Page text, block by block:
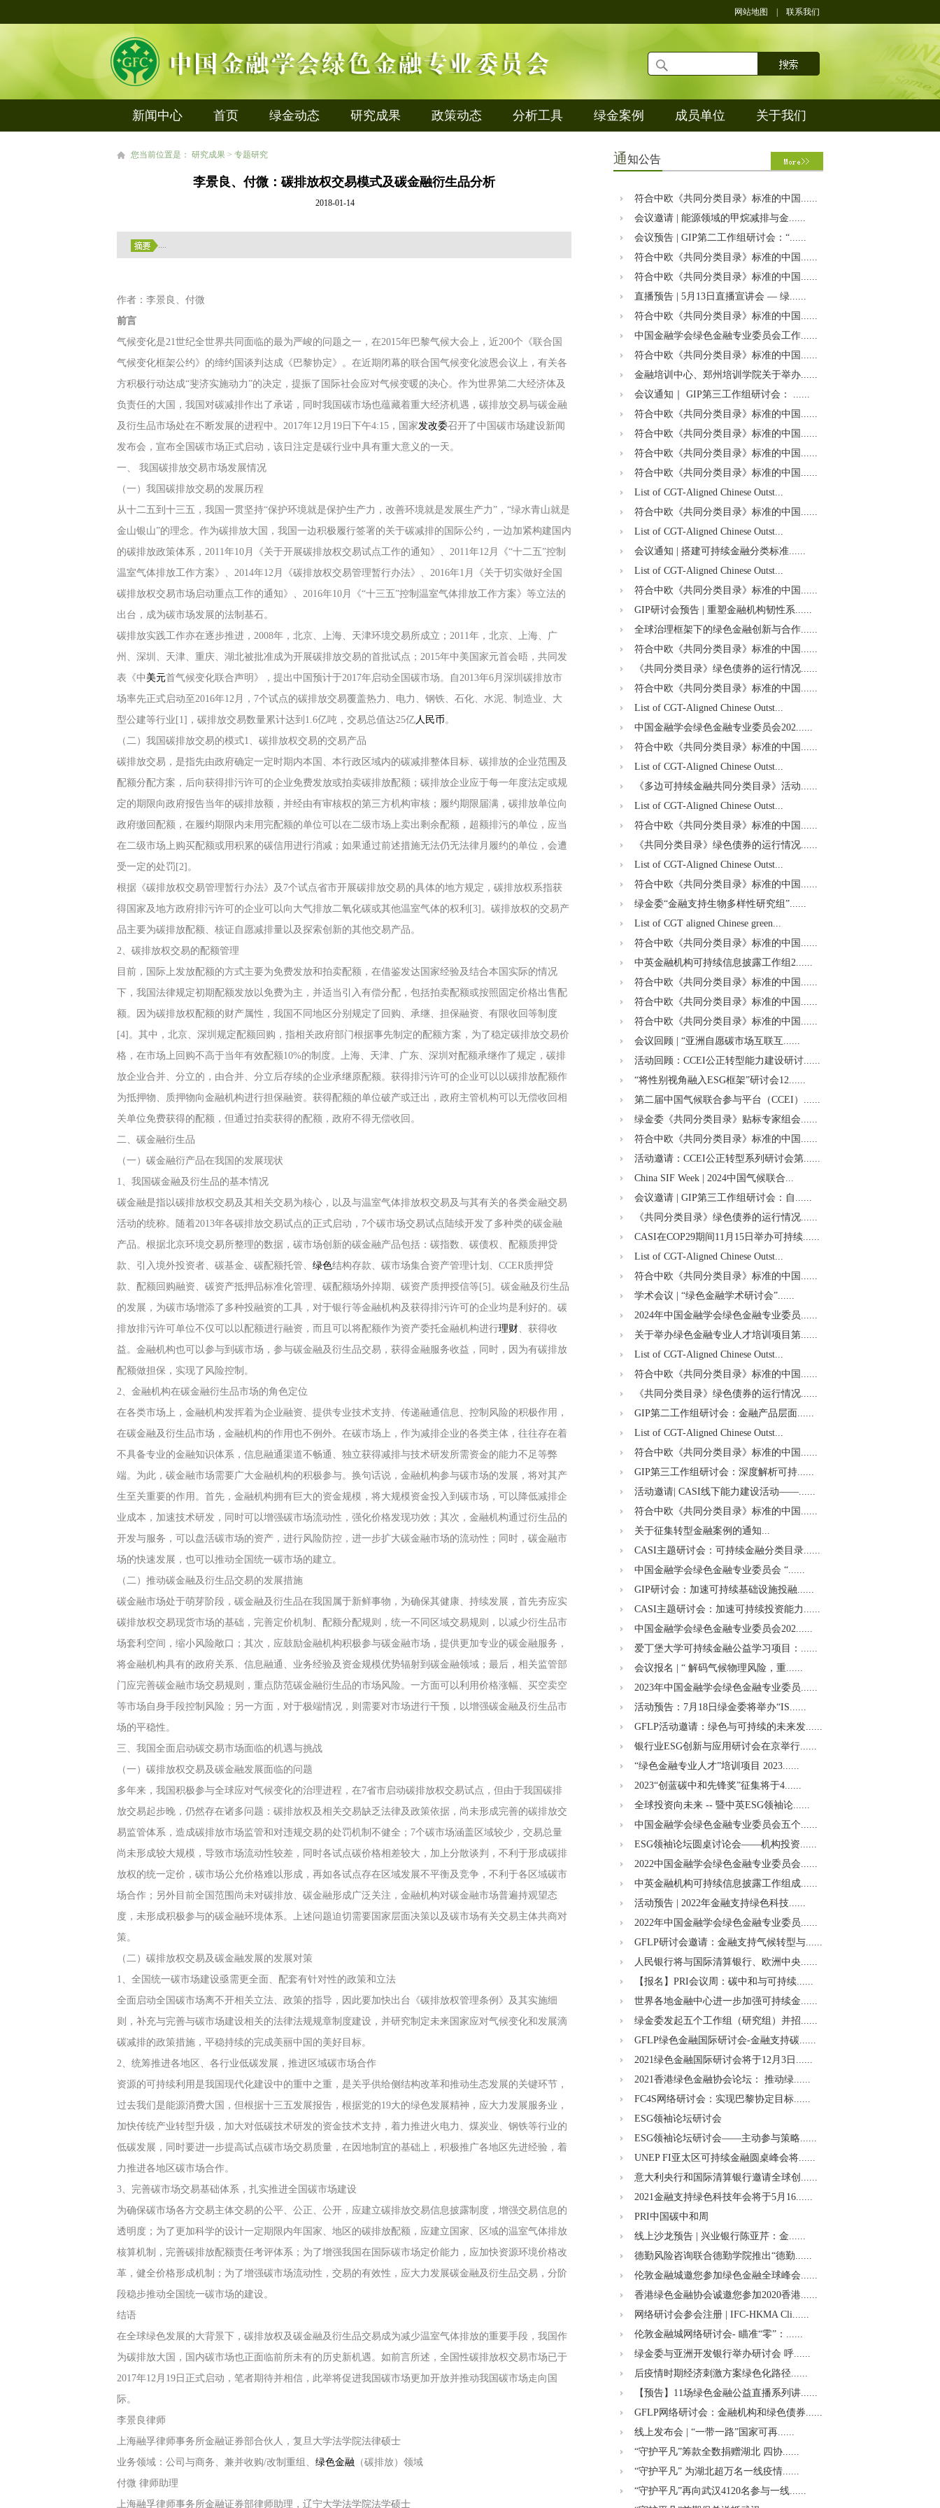
网站地图 联系我们
新闻中心 首页 绿金动态 研究成果 政策动态 分析工具 绿金案例 成员单位 关于我们
您当前位置是： 研究成果 > 专题研究
李景良、付微：碳排放权交易模式及碳金融衍生品分析
2018-01-14
....
作者：李景良、付微
前言
气候变化是21世纪全世界共同面临的最为严峻的问题之一，在2015年巴黎气候大会上，近200个《联合国
气候变化框架公约》的缔约国谈判达成《巴黎协定》。在近期闭幕的联合国气候变化波恩会议上，有关各
方积极行动达成“斐济实施动力”的决定，提振了国际社会应对气候变暖的决心。作为世界第二大经济体及
负责任的大国，我国对碳减排作出了承诺，同时我国碳市场也蕴藏着重大经济机遇，碳排放交易与碳金融
及衍生品市场处在不断发展的进程中。2017年12月19日下午4:15，国家发改委召开了中国碳市场建设新闻
发布会，宣布全国碳市场正式启动，该日注定是碳行业中具有重大意义的一天。
一、 我国碳排放交易市场发展情况
（一）我国碳排放交易的发展历程
从十二五到十三五，我国一贯坚持“保护环境就是保护生产力，改善环境就是发展生产力”，“绿水青山就是
金山银山”的理念。作为碳排放大国，我国一边积极履行签署的关于碳减排的国际公约，一边加紧构建国内
的碳排放政策体系，2011年10月《关于开展碳排放权交易试点工作的通知》、2011年12月《“十二五”控制
温室气体排放工作方案》、2014年12月《碳排放权交易管理暂行办法》、2016年1月《关于切实做好全国
碳排放权交易市场启动重点工作的通知》、2016年10月《“十三五”控制温室气体排放工作方案》等立法的
出台，成为碳市场发展的法制基石。
碳排放实践工作亦在逐步推进，2008年，北京、上海、天津环境交易所成立；2011年，北京、上海、广
州、深圳、天津、重庆、湖北被批准成为开展碳排放交易的首批试点；2015年中美国家元首会晤，共同发
表《中 美元首气候变化联合声明》，提出中国预计于2017年启动全国碳市场。自2013年6月深圳碳排放市
场率先正式启动至2016年12月，7个试点的碳排放交易覆盖热力、电力、钢铁、石化、水泥、制造业、大
型公建等行业[1]，碳排放交易数量累计达到1.6亿吨，交易总值达25亿人民币。
（二）我国碳排放交易的模式1、碳排放权交易的交易产品
碳排放交易，是指先由政府确定一定时期内本国、本行政区域内的碳减排整体目标、碳排放的企业范围及
配额分配方案，后向获得排污许可的企业免费发放或拍卖碳排放配额；碳排放企业应于每一年度法定或规
定的期限向政府报告当年的碳排放额，并经由有审核权的第三方机构审核；履约期限届满，碳排放单位向
政府缴回配额，在履约期限内未用完配额的单位可以在二级市场上卖出剩余配额，超额排污的单位，应当
在二级市场上购买配额或用积累的碳信用进行消减；如果通过前述措施无法仍无法律月履约的单位，会遭
受一定的处罚[2]。
根据《碳排放权交易管理暂行办法》及7个试点省市开展碳排放交易的具体的地方规定，碳排放权系指获
得国家及地方政府排污许可的企业可以向大气排放二氧化碳或其他温室气体的权利[3]。碳排放权的交易产
品主要为碳排放配额、核证自愿减排量以及探索创新的其他交易产品。
2、碳排放权交易的配额管理
目前，国际上发放配额的方式主要为免费发放和拍卖配额，在借鉴发达国家经验及结合本国实际的情况
下，我国法律规定初期配额发放以免费为主，并适当引入有偿分配，包括拍卖配额或按照固定价格出售配
额。因为碳排放权配额的财产属性，我国不同地区分别规定了回购、承继、担保融资、有限收回等制度
[4]。其中，北京、深圳规定配额回购，指相关政府部门根据事先制定的配额方案，为了稳定碳排放交易价
格，在市场上回购不高于当年有效配额10%的制度。上海、天津、广东、深圳对配额承继作了规定，碳排
放企业合并、分立的，由合并、分立后存续的企业承继原配额。获得排污许可的企业可以以碳排放配额作
为抵押物、质押物向金融机构进行担保融资。获得配额的单位破产或迁出，政府主管机构可以无偿收回相
关单位免费获得的配额，但通过拍卖获得的配额，政府不得无偿收回。
二、碳金融衍生品
（一）碳金融衍产品在我国的发展现状
1、我国碳金融及衍生品的基本情况
碳金融是指以碳排放权交易及其相关交易为核心，以及与温室气体排放权交易及与其有关的各类金融交易
活动的统称。随着2013年各碳排放交易试点的正式启动，7个碳市场交易试点陆续开发了多种类的碳金融
产品。根据北京环境交易所整理的数据，碳市场创新的碳金融产品包括：碳指数、碳债权、配额质押贷
款、引入境外投资者、碳基金、碳配额托管、 绿色结构存款、碳市场集合资产管理计划、CCER质押贷
款、配额回购融资、碳资产抵押品标准化管理、碳配额场外掉期、碳资产质押授信等[5]。碳金融及衍生品
的发展，为碳市场增添了多种投融资的工具，对于银行等金融机构及获得排污许可的企业均是利好的。碳
排放排污许可单位不仅可以以配额进行融资，而且可以将配额作为资产委托金融机构进行理财、获得收
益。金融机构也可以参与到碳市场，参与碳金融及衍生品交易，获得金融服务收益，同时，因为有碳排放
配额做担保，实现了风险控制。
2、金融机构在碳金融衍生品市场的角色定位
在各类市场上，金融机构发挥着为企业融资、提供专业技术支持、传递融通信息、控制风险的积极作用，
在碳金融及衍生品市场，金融机构的作用也不例外。在碳市场上，作为减排企业的各类主体，往往存在着
不具备专业的金融知识体系，信息融通渠道不畅通、独立获得减排与技术研发所需资金的能力不足等弊
端。为此，碳金融市场需要广大金融机构的积极参与。换句话说，金融机构参与碳市场的发展，将对其产
生至关重要的作用。首先，金融机构拥有巨大的资金规模，将大规模资金投入到碳市场，可以降低减排企
业成本，加速技术研发，同时可以增强碳市场流动性，强化价格发现功效；其次，金融机构通过衍生品的
开发与服务，可以盘活碳市场的资产，进行风险防控，进一步扩大碳金融市场的流动性；同时，碳金融市
场的快速发展，也可以推动全国统一碳市场的建立。
（二）推动碳金融及衍生品交易的发展措施
碳金融市场处于萌芽阶段，碳金融及衍生品在我国属于新鲜事物，为确保其健康、持续发展，首先夯应实
碳排放权交易现货市场的基础，完善定价机制、配额分配规则，统一不同区域交易规则，以减少衍生品市
场套利空间，缩小风险敞口；其次，应鼓励金融机构积极参与碳金融市场，提供更加专业的碳金融服务，
将金融机构具有的政府关系、信息融通、业务经验及资金规模优势辐射到碳金融领域；最后，相关监管部
门应完善碳金融市场交易规则，重点防范碳金融衍生品的市场风险。一方面可以利用价格涨幅、买空卖空
等市场自身手段控制风险；另一方面，对于极端情况，则需要对市场进行干预，以增强碳金融及衍生品市
场的平稳性。
三、我国全面启动碳交易市场面临的机遇与挑战
（一）碳排放权交易及碳金融发展面临的问题
多年来，我国积极参与全球应对气候变化的治理进程，在7省市启动碳排放权交易试点，但由于我国碳排
放交易起步晚，仍然存在诸多问题：碳排放权及相关交易缺乏法律及政策依据，尚未形成完善的碳排放交
易监管体系，造成碳排放市场监管和对违规交易的处罚机制不健全；7个碳市场涵盖区域较少，交易总量
尚未形成较大规模，导致市场流动性较差，同时各试点碳价格相差较大，加上分散谈判，不利于形成碳排
放权的统一定价，碳市场公允价格难以形成，再如各试点存在区域发展不平衡及竞争，不利于各区域碳市
场合作；另外目前全国范围尚未对碳排放、碳金融形成广泛关注，金融机构对碳金融市场普遍持观望态
度，未形成积极参与的碳金融环境体系。上述问题迫切需要国家层面决策以及碳市场有关交易主体共商对
策。
（二）碳排放权交易及碳金融发展的发展对策
1、全国统一碳市场建设亟需更全面、配套有针对性的政策和立法
全面启动全国碳市场离不开相关立法、政策的指导，因此要加快出台《碳排放权管理条例》及其实施细
则，补充与完善与碳市场建设相关的法律法规规章制度建设，并研究制定未来国家应对气候变化和发展滴
碳减排的政策措施，平稳持续的完成美丽中国的美好目标。
2、统筹推进各地区、各行业低碳发展，推进区域碳市场合作
资源的可持续利用是我国现代化建设中的重中之重，是关乎供给侧结构改革和推动生态发展的关键环节，
过去我们是能源消费大国，但根据十三五发展报告，根据党的19大的绿色发展精神，应大力发展服务业，
加快传统产业转型升级，加大对低碳技术研发的资金技术支持，着力推进火电力、煤炭业、钢铁等行业的
低碳发展，同时要进一步提高试点碳市场交易质量，在因地制宜的基础上，积极推广各地区先进经验，着
力推进各地区碳市场合作。
3、完善碳市场交易基础体系，扎实推进全国碳市场建设
为确保碳市场各方交易主体交易的公平、公正、公开，应建立碳排放交易信息披露制度，增强交易信息的
透明度；为了更加科学的设计一定期限内年国家、地区的碳排放配额，应建立国家、区域的温室气体排放
核算机制，完善碳排放配额责任考评体系；为了增强我国在国际碳市场定价能力，应加快资源环境价格改
革，健全价格形成机制；为了增强碳市场流动性，交易的有效性，应大力发展碳金融及衍生品交易，分阶
段稳步推动全国统一碳市场的建设。
结语
在全球绿色发展的大背景下，碳排放权及碳金融及衍生品交易成为减少温室气体排放的重要手段，我国作
为碳排放大国，国内碳市场也正面临前所未有的历史新机遇。如前言所述，全国性碳排放权交易市场已于
2017年12月19日正式启动，笔者期待并相信，此举将促进我国碳市场更加开放并推动我国碳市场走向国
际。
李景良律师
上海融孚律师事务所金融证券部合伙人，复旦大学法学院法律硕士
业务领域：公司与商务、兼并收购/改制重组、 绿色金融 （碳排放）领域
付微 律师助理
上海融孚律师事务所金融证券部律师助理，辽宁大学法学院法学硕士
通知公告
符合中欧《共同分类目录》标准的中国......
会议邀请 | 能源领域的甲烷减排与金......
会议预告 | GIP第二工作组研讨会：“......
符合中欧《共同分类目录》标准的中国......
符合中欧《共同分类目录》标准的中国......
直播预告 | 5月13日直播宣讲会 — 绿......
符合中欧《共同分类目录》标准的中国......
中国金融学会绿色金融专业委员会工作......
符合中欧《共同分类目录》标准的中国......
金融培训中心、郑州培训学院关于举办......
会议通知｜ GIP第三工作组研讨会： ......
符合中欧《共同分类目录》标准的中国......
符合中欧《共同分类目录》标准的中国......
符合中欧《共同分类目录》标准的中国......
符合中欧《共同分类目录》标准的中国......
List of CGT-Aligned Chinese Outst...
符合中欧《共同分类目录》标准的中国......
List of CGT-Aligned Chinese Outst...
会议通知 | 搭建可持续金融分类标准......
List of CGT-Aligned Chinese Outst...
符合中欧《共同分类目录》标准的中国......
GIP研讨会预告 | 重塑金融机构韧性系......
全球治理框架下的绿色金融创新与合作......
符合中欧《共同分类目录》标准的中国......
《共同分类目录》绿色债券的运行情况......
符合中欧《共同分类目录》标准的中国......
List of CGT-Aligned Chinese Outst...
中国金融学会绿色金融专业委员会202......
符合中欧《共同分类目录》标准的中国......
List of CGT-Aligned Chinese Outst...
《多边可持续金融共同分类目录》活动......
List of CGT-Aligned Chinese Outst...
符合中欧《共同分类目录》标准的中国......
《共同分类目录》绿色债券的运行情况......
List of CGT-Aligned Chinese Outst...
符合中欧《共同分类目录》标准的中国......
绿金委“金融支持生物多样性研究组”......
List of CGT aligned Chinese green...
符合中欧《共同分类目录》标准的中国......
中英金融机构可持续信息披露工作组2......
符合中欧《共同分类目录》标准的中国......
符合中欧《共同分类目录》标准的中国......
符合中欧《共同分类目录》标准的中国......
会议回顾 | “亚洲自愿碳市场互联互......
活动回顾：CCEI公正转型能力建设研讨......
“将性别视角融入ESG框架”研讨会12......
第二届中国气候联合参与平台（CCEI）......
绿金委《共同分类目录》贴标专家组会......
符合中欧《共同分类目录》标准的中国......
活动邀请：CCEI公正转型系列研讨会第......
China SIF Week | 2024中国气候联合...
会议邀请 | GIP第三工作组研讨会：自......
《共同分类目录》绿色债券的运行情况......
CASI在COP29期间11月15日举办可持续......
List of CGT-Aligned Chinese Outst...
符合中欧《共同分类目录》标准的中国......
学术会议 | “绿色金融学术研讨会”......
2024年中国金融学会绿色金融专业委员......
关于举办绿色金融专业人才培训项目第......
List of CGT-Aligned Chinese Outst...
符合中欧《共同分类目录》标准的中国......
《共同分类目录》绿色债券的运行情况......
GIP第二工作组研讨会：金融产品层面......
List of CGT-Aligned Chinese Outst...
符合中欧《共同分类目录》标准的中国......
GIP第三工作组研讨会：深度解析可持......
活动邀请| CASI线下能力建设活动——......
符合中欧《共同分类目录》标准的中国......
关于征集转型金融案例的通知...
CASI主题研讨会：可持续金融分类目录......
中国金融学会绿色金融专业委员会 “......
GIP研讨会：加速可持续基础设施投融......
CASI主题研讨会：加速可持续投资能力......
中国金融学会绿色金融专业委员会202......
爱丁堡大学可持续金融公益学习项目：......
会议报名 | “ 解码气候物理风险，重......
2023年中国金融学会绿色金融专业委员......
活动预告：7月18日绿金委将举办“IS......
GFLP活动邀请：绿色与可持续的未来发......
银行业ESG创新与应用研讨会在京举行......
“绿色金融专业人才”培训项目 2023......
2023“创蓝碳中和先锋奖”征集将于4......
全球投资向未来 -- 暨中英ESG领袖论......
中国金融学会绿色金融专业委员会五个......
ESG领袖论坛圆桌讨论会——机构投资......
2022中国金融学会绿色金融专业委员会......
中英金融机构可持续信息披露工作组成......
活动预告 | 2022年金融支持绿色科技......
2022年中国金融学会绿色金融专业委员......
GFLP研讨会邀请：金融支持气候转型与......
人民银行将与国际清算银行、欧洲中央......
【报名】PRI会议周：碳中和与可持续......
世界各地金融中心进一步加强可持续金......
绿金委发起五个工作组（研究组）并招......
GFLP绿色金融国际研讨会-金融支持碳......
2021绿色金融国际研讨会将于12月3日......
2021香港绿色金融协会论坛： 推动绿......
​FC4S网络研讨会：实现巴黎协定目标......
ESG领袖论坛研讨会
ESG领袖论坛研讨会——主动参与策略......
UNEP FI亚太区可持续金融圆桌峰会将......
意大利央行和国际清算银行邀请全球创......
2021金融支持绿色科技年会将于5月16......
PRI中国碳中和周
线上沙龙预告 | 兴业银行陈亚芹：金......
德勤风险咨询联合德勤学院推出“德勤......
伦敦金融城邀您参加绿色金融全球峰会......
香港绿色金融协会诚邀您参加2020香港......
网络研讨会参会注册 | IFC-HKMA Cli......
伦敦金融城网络研讨会- 瞄准“零”：......
绿金委与亚洲开发银行举办研讨会 呼......
后疫情时期经济刺激方案绿色化路径......
【预告】11场绿色金融公益直播系列讲......
GFLP网络研讨会：金融机构和绿色债券......
线上发布会 | “一带一路”国家可再......
“守护平凡”筹款全数捐赠湖北 四协......
“守护平凡” 为湖北超万名一线疫情......
“守护平凡”再向武汉4120名参与一线......